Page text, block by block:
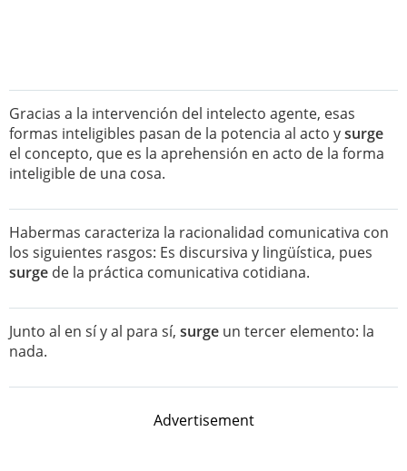
Gracias a la intervención del intelecto agente, esas
formas inteligibles pasan de la potencia al acto ysurge
el concepto, que es la aprehensión en acto de la forma
inteligible de una cosa.
Habermas caracteriza la racionalidad comunicativa con
los siguientes rasgos: Es discursiva y lingüística, pues
surge de la práctica comunicativa cotidiana.
Junto al en sí y al para sí, surge un tercer elemento: la
nada.
Advertisement